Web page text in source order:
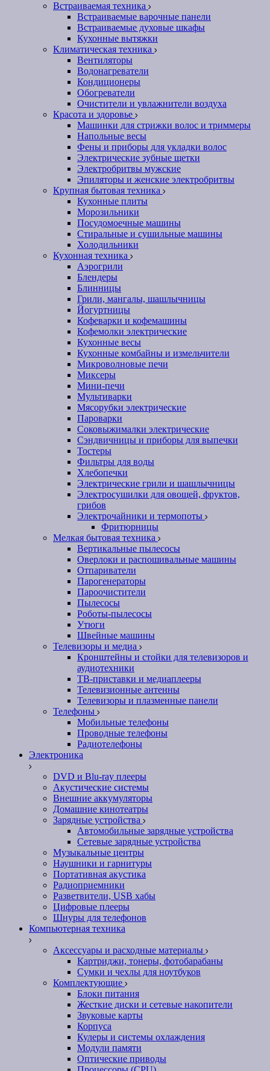
Встраиваемая техника
Встраиваемые варочные панели
Встраиваемые духовые шкафы
Кухонные вытяжки
Климатическая техника
Вентиляторы
Водонагреватели
Кондиционеры
Обогреватели
Очистители и увлажнители воздуха
Красота и здоровье
Машинки для стрижки волос и триммеры
Напольные весы
Фены и приборы для укладки волос
Электрические зубные щетки
Электробритвы мужские
Эпиляторы и женские электробритвы
Крупная бытовая техника
Кухонные плиты
Морозильники
Посудомоечные машины
Стиральные и сушильные машины
Холодильники
Кухонная техника
Аэрогрили
Блендеры
Блинницы
Грили, мангалы, шашлычницы
Йогуртницы
Кофеварки и кофемашины
Кофемолки электрические
Кухонные весы
Кухонные комбайны и измельчители
Микроволновые печи
Миксеры
Мини-печи
Мультиварки
Мясорубки электрические
Пароварки
Соковыжималки электрические
Сэндвичницы и приборы для выпечки
Тостеры
Фильтры для воды
Хлебопечки
Электрические грили и шашлычницы
Электросушилки для овощей, фруктов,
грибов
Электрочайники и термопоты
Фритюрницы
Мелкая бытовая техника
Вертикальные пылесосы
Оверлоки и распошивальные машины
Отпариватели
Парогенераторы
Пароочистители
Пылесосы
Роботы-пылесосы
Утюги
Швейные машины
Телевизоры и медиа
Кронштейны и стойки для телевизоров и
аудиотехники
ТВ-приставки и медиаплееры
Телевизионные антенны
Телевизоры и плазменные панели
Телефоны
Мобильные телефоны
Проводные телефоны
Радиотелефоны
Электроника
DVD и Blu-ray плееры
Акустические системы
Внешние аккумуляторы
Домашние кинотеатры
Зарядные устройства
Автомобильные зарядные устройства
Сетевые зарядные устройства
Музыкальные центры
Наушники и гарнитуры
Портативная акустика
Радиоприемники
Разветвители, USB хабы
Цифровые плееры
Шнуры для телефонов
Компьютерная техника
Аксессуары и расходные материалы
Картриджи, тонеры, фотобарабаны
Сумки и чехлы для ноутбуков
Комплектующие
Блоки питания
Жесткие диски и сетевые накопители
Звуковые карты
Корпуса
Кулеры и системы охлаждения
Модули памяти
Оптические приводы